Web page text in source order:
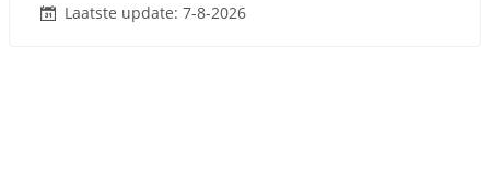
Laatste update: 7-8-2026